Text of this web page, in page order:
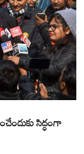
సిద్ధంగా